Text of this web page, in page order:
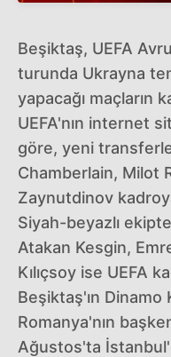
Beşiktaş, UEFA
turunda Ukrayna
yapacağı maçların
UEFA'nın internet
göre, yeni
Chamberlain, Milot
Zaynutdinov
Siyah-beyazlı
Atakan Kesgin,
Kılıçsoy ise UEFA
Beşiktaş'ın
Romanya'nın
Ağustos'ta